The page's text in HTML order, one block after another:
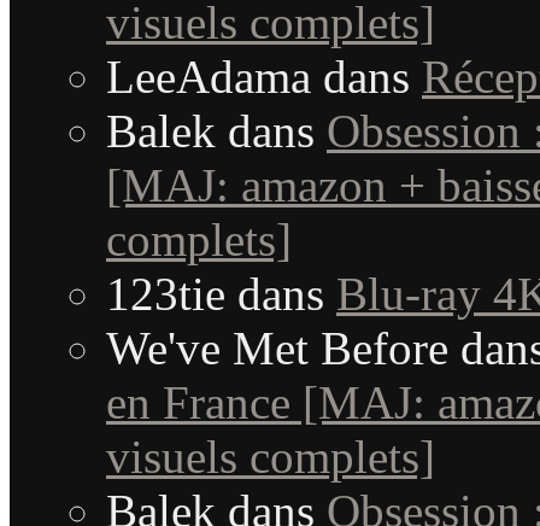
visuels complets]
LeeAdama dans
Balek dans Obsession
[MAJ: amazon +
complets]
123tie dans Blu-ray
We've Met Before
en France [MAJ:
visuels complets]
Balek dans Obsession